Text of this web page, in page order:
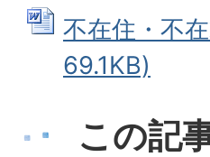
不在住・不
69.1KB)
この記